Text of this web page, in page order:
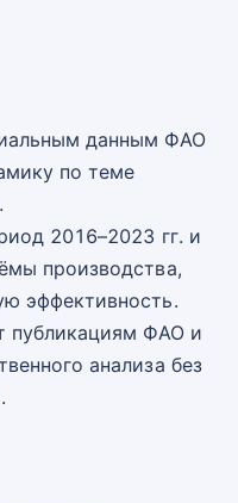
данным ФАО
по теме
2016–2023 гг. и
производства,
эффективность.
публикациям ФАО и
анализа без